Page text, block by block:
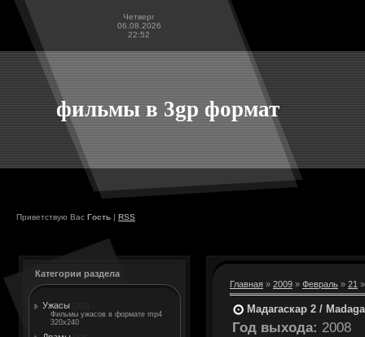
Четверг
06.08.2026
22:52
фильмы в 3gp формат
Приветствую Вас Гость | RSS
Категории раздела
Ужасы
Фильмы ужасов в формате mp4
320x240
Главная » 2009 » Февраль » 21
Мадагаскар 2 /
Год выхода: 2008